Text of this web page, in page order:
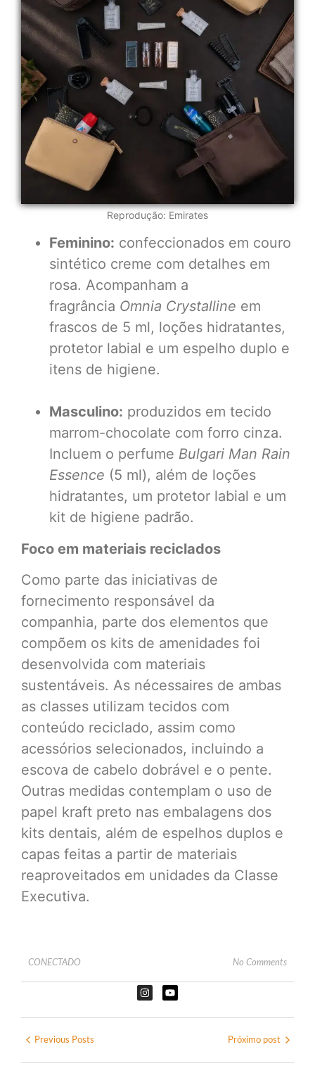
Reprodução: Emirates
Feminino: confeccionados em couro
sintético creme com detalhes em
rosa. Acompanham a
fragrância Omnia Crystalline em
frascos de 5 ml, loções hidratantes,
protetor labial e um espelho duplo e
itens de higiene.
Masculino: produzidos em tecido
marrom-chocolate com forro cinza.
Incluem o perfume Bulgari Man Rain
Essence (5 ml), além de loções
hidratantes, um protetor labial e um
kit de higiene padrão.
Foco em materiais reciclados
Como parte das iniciativas de
fornecimento responsável da
companhia, parte dos elementos que
compõem os kits de amenidades foi
desenvolvida com materiais
sustentáveis. As nécessaires de ambas
as classes utilizam tecidos com
conteúdo reciclado, assim como
acessórios selecionados, incluindo a
escova de cabelo dobrável e o pente.
Outras medidas contemplam o uso de
papel kraft preto nas embalagens dos
kits dentais, além de espelhos duplos e
capas feitas a partir de materiais
reaproveitados em unidades da Classe
Executiva.
CONECTADO No Comments
Previous Posts Próximo post